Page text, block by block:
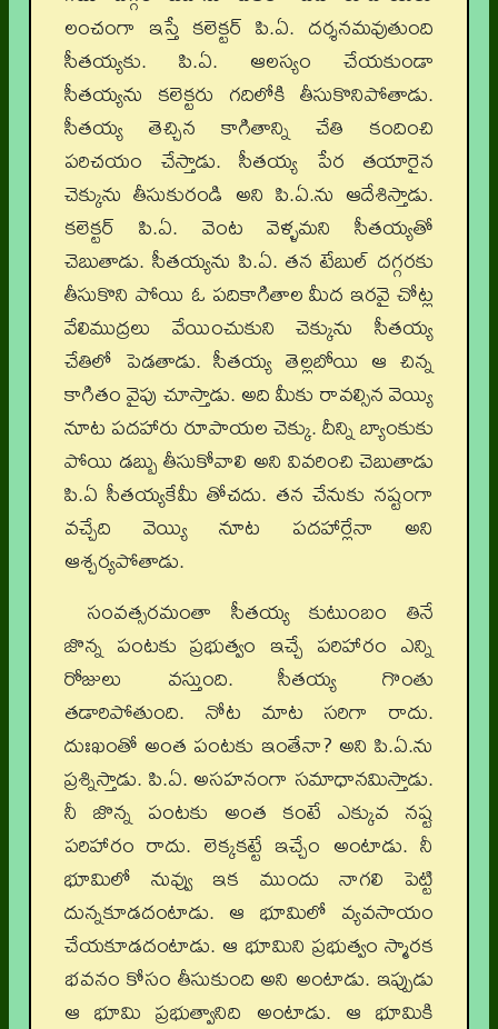
లంచంగా ఇస్తే కలెక్టర్‌ పి.ఏ. దర్శనమవుతుంది
సీతయ్యకు. పి.ఏ. ఆలస్యం చేయకుండా
సీతయ్యను కలెక్టరు గదిలోకి తీసుకొనిపోతాడు.
సీతయ్య తెచ్చిన కాగితాన్ని చేతి కందించి
పరిచయం చేస్తాడు. సీతయ్య పేర తయారైన
చెక్కును తీసుకురండి అని పి.ఏ.ను ఆదేశిస్తాడు.
కలెక్టర్‌ పి.ఏ. వెంట వెళ్ళమని సీతయ్యతో
చెబుతాడు. సీతయ్యను పి.ఏ. తన టేబుల్‌ దగ్గరకు
తీసుకొని పోయి ఓ పదికాగితాల మీద ఇరవై చోట్ల
వేలిముద్రలు వేయించుకుని చెక్కును సీతయ్య
చేతిలో పెడతాడు. సీతయ్య తెల్లబోయి ఆ చిన్న
కాగితం వైపు చూస్తాడు. అది మీకు రావల్సిన వెయ్యి
నూట పదహారు రూపాయల చెక్కు. దీన్ని బ్యాంకుకు
పోయి డబ్బు తీసుకోవాలి అని వివరించి చెబుతాడు
పి.ఏ సీతయ్యకేమీ తోచదు. తన చేనుకు నష్టంగా
వచ్చేది వెయ్యి నూట పదహార్లేనా అని
ఆశ్చర్యపోతాడు.
సంవత్సరమంతా సీతయ్య కుటుంబం తినే
జొన్న పంటకు ప్రభుత్వం ఇచ్చే పరిహారం ఎన్ని
రోజులు వస్తుంది. సీతయ్య గొంతు
తడారిపోతుంది. నోట మాట సరిగా రాదు.
దుఃఖంతో అంత పంటకు ఇంతేనా? అని పి.ఏ.ను
ప్రశ్నిస్తాడు. పి.ఏ. అసహనంగా సమాధానమిస్తాడు.
నీ జొన్న పంటకు అంత కంటే ఎక్కువ నష్ట
పరిహారం రాదు. లెక్కకట్టే ఇచ్చేం అంటాడు. నీ
భూమిలో నువ్వు ఇక ముందు నాగలి పెట్టి
దున్నకూడదంటాడు. ఆ భూమిలో వ్యవసాయం
చేయకూడదంటాడు. ఆ భూమిని ప్రభుత్వం స్మారక
భవనం కోసం తీసుకుంది అని అంటాడు. ఇప్పుడు
ఆ భూమి ప్రభుత్వానిది అంటాడు. ఆ భూమికి